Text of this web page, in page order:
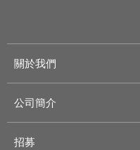
關於我們
公司簡介
招募